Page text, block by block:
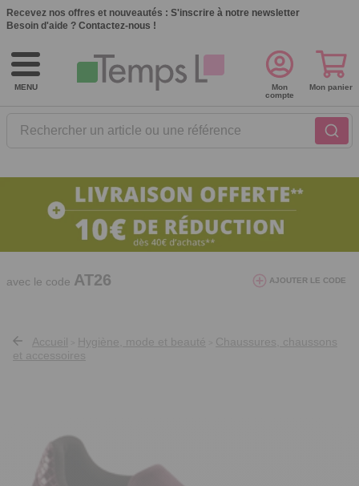
Recevez nos offres et nouveautés : S'inscrire à notre newsletter
Besoin d'aide ? Contactez-nous !
MENU
Rechercher un article ou une référence
Mon
compte
Mon panier
10€ de réduction dès 40€ d'achat. Offre
valable du 03/08/2026 au 12/08/2026.
avec le code AT26 AJOUTER LE CODE
Accueil Hygiène, mode et beauté
Chaussures, chaussons
et accessoires